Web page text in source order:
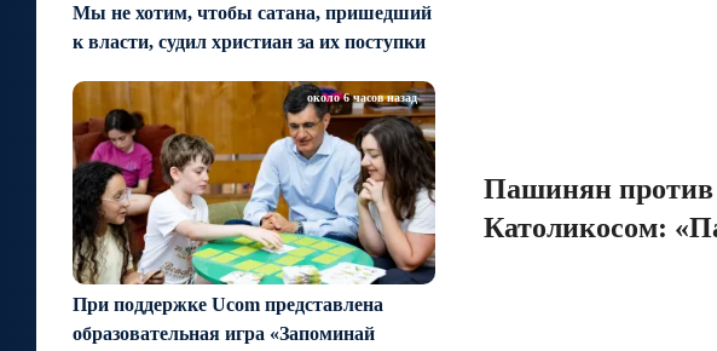
Мы не хотим, чтобы сатана, пришедший
к власти, судил христиан за их поступки
При поддержке Ucom представлена
образовательная игра «Запоминай
около 6 часов назад
Пашинян против
Католикосом: